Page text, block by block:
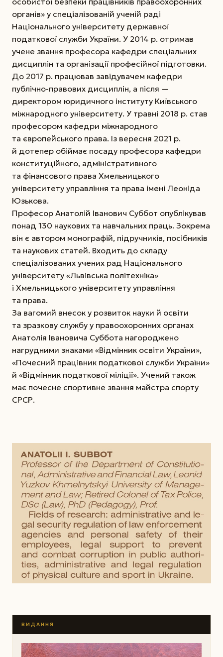
органів» у спеціалізованій ученій раді
Національного університету державної
податкової служби України. У 2014 р. отримав
учене звання професора кафедри спеціальних
дисциплін та організації професійної підготовки.
До 2017 р. працював завідувачем кафедри
публічно-правових дисциплін, а після —
директором юридичного інституту Київського
міжнародного університету. У травні 2018 р. став
професором кафедри міжнародного
та європейського права. Із вересня 2021 р.
й дотепер обіймає посаду професора кафедри
конституційного, адміністративного
та фінансового права Хмельницького
університету управління та права імені Леоніда
Юзькова.
Професор Анатолій Іванович Суббот опублікував
понад 130 наукових та навчальних праць. Зокрема
він є автором монографій, підручників, посібників
та наукових статей. Входить до складу
спеціалізованих учених рад Національного
університету «Львівська політехніка»
і Хмельницького університету управління
та права.
За вагомий внесок у розвиток науки й освіти
та зразкову службу у правоохоронних органах
Анатолія Івановича Суббота нагороджено
нагрудними знаками «Відмінник освіти України»,
«Почесний працівник податкової служби України»
й «Відмінник податкової міліції». Учений також
має почесне спортивне звання майстра спорту
СРСР.
ВИДАННЯ